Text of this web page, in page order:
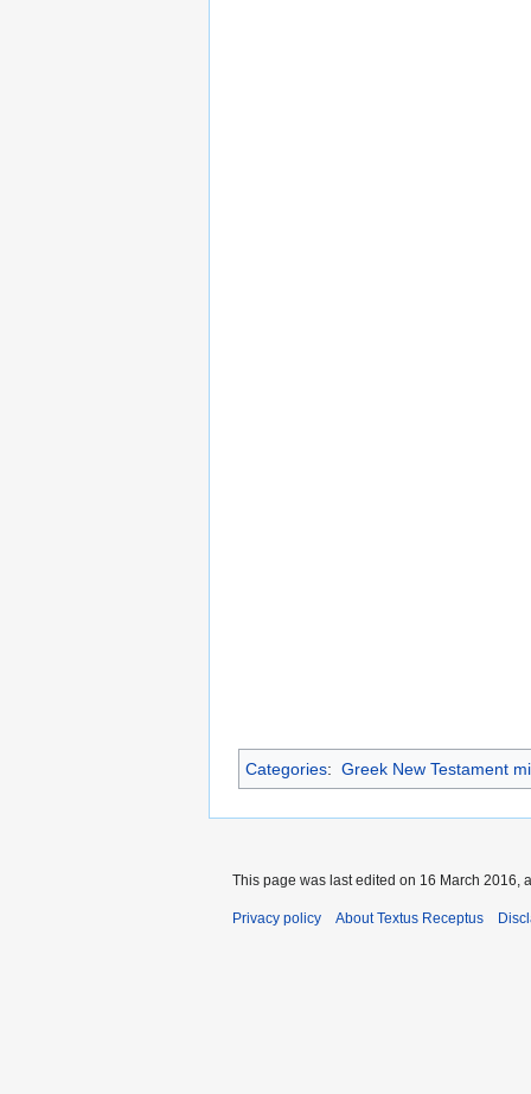
Categories: Greek New Testament
This page was last edited on 16 March 2016,
Privacy policy About Textus Receptus